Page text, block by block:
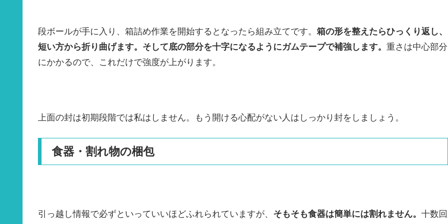
段ボールが手に入り、箱詰め作業を開始するとなったら組み立てです。 箱の形を整えたらひっくり返し、
短い方から折り曲げます。そして底の部分を十字になるようにガムテープで補強します。 重さは中心部分
にかかるので、これだけで強度が上がります。
上面の封は初期段階では私はしません。もう開ける心配がない人はしっかり封をしましょう。
食器・割れ物の梱包
引っ越し情報で必ずといっていいほどふれられていますが、 そもそも食器は簡単には割れません。 十数回